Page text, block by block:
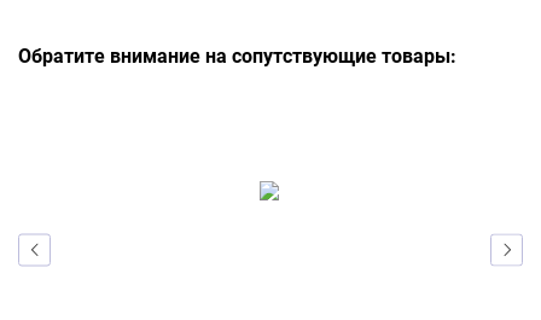
Обратите внимание на сопутствующие товары: